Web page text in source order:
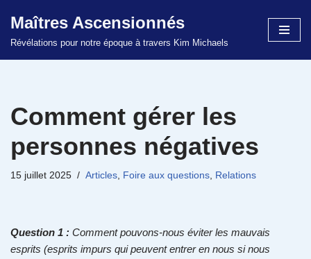
Aller
Maîtres Ascensionnés
Révélations pour notre époque à travers Kim Michaels
Comment gérer les
personnes négatives
15 juillet 2025 Articles, Foire aux questions, Relations
Question 1 : Comment pouvons-nous éviter les mauvais
esprits (esprits impurs qui peuvent entrer en nous si nous